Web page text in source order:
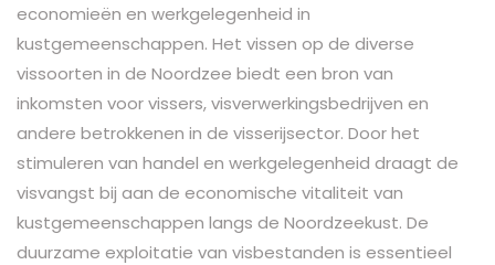
economieën en werkgelegenheid in
kustgemeenschappen. Het vissen op de diverse
vissoorten in de Noordzee biedt een bron van
inkomsten voor vissers, visverwerkingsbedrijven en
andere betrokkenen in de visserijsector. Door het
stimuleren van handel en werkgelegenheid draagt de
visvangst bij aan de economische vitaliteit van
kustgemeenschappen langs de Noordzeekust. De
duurzame exploitatie van visbestanden is essentieel